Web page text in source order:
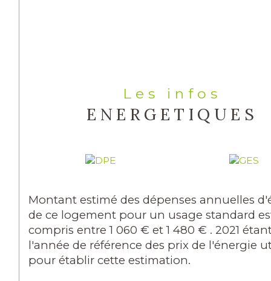
Les infos
ENERGETIQUES
Montant estimé des dépenses annuelles
de ce logement pour un usage standard
compris entre 1 060 € et 1 480 € . 2021
l'année de référence des prix de l'énergie
pour établir cette estimation.